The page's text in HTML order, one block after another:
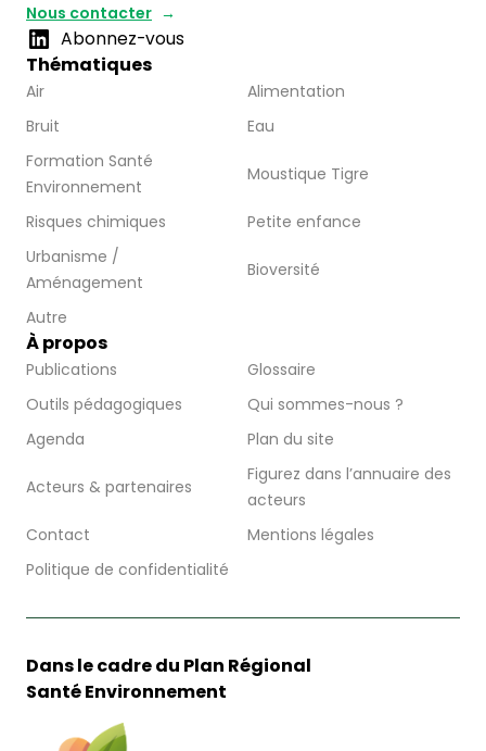
Nous contacter
Abonnez-vous
Thématiques
Air
Alimentation
Bruit
Eau
Formation Santé
Environnement
Moustique Tigre
Risques chimiques
Petite enfance
Urbanisme /
Aménagement
Bioversité
Autre
À propos
Publications
Glossaire
Outils pédagogiques
Qui sommes-nous ?
Agenda
Plan du site
Acteurs & partenaires
Figurez dans l’annuaire des
acteurs
Contact
Mentions légales
Politique de confidentialité
Dans le cadre du Plan Régional
Santé Environnement